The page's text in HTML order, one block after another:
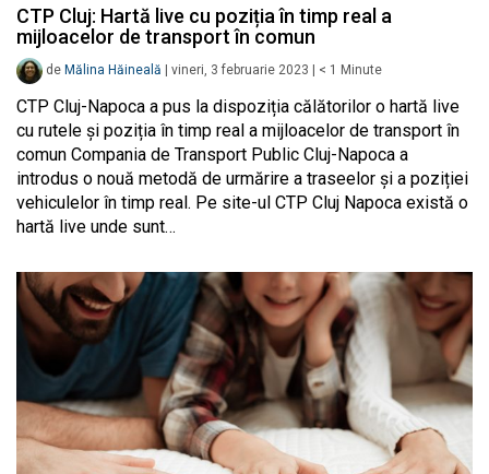
CTP Cluj: Hartă live cu poziția în timp real a
mijloacelor de transport în comun
de Mălina Hăineală vineri, 3 februarie 2023 < 1 Minute
CTP Cluj-Napoca a pus la dispoziția călătorilor o hartă live
cu rutele și poziția în timp real a mijloacelor de transport în
comun Compania de Transport Public Cluj-Napoca a
introdus o nouă metodă de urmărire a traseelor și a poziției
vehiculelor în timp real. Pe site-ul CTP Cluj Napoca există o
hartă live unde sunt…